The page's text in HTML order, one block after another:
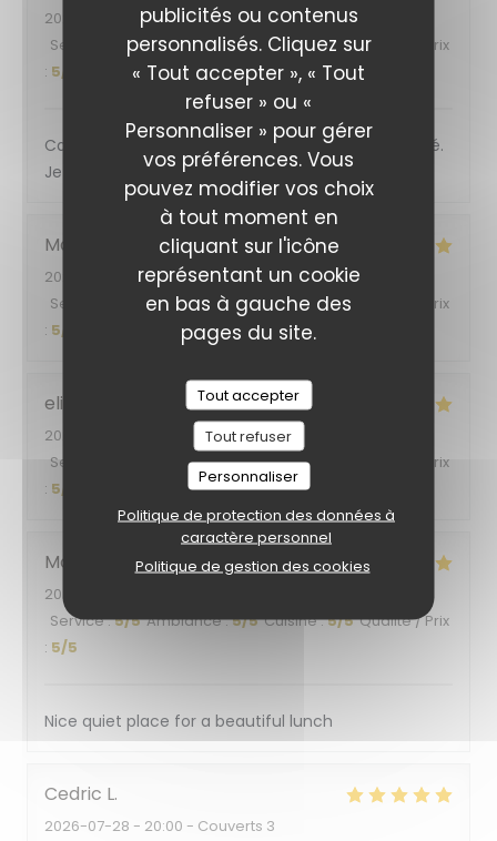
publicités ou contenus
personnalisés. Cliquez sur
« Tout accepter », « Tout
refuser » ou «
Personnaliser » pour gérer
vos préférences. Vous
pouvez modifier vos choix
à tout moment en
cliquant sur l'icône
représentant un cookie
en bas à gauche des
pages du site.
Tout accepter
Tout refuser
Personnaliser
Politique de protection des données à
caractère personnel
Politique de gestion des cookies
2026-08-05
- 12:00 - Couverts 2
Service
/5 Ambiance :5/5 Cuisine: 5 /5 Qualité / Prix
: 5/5
Cadre super, personnels au top et très attentionné.
Je recommande vivement ! C’était délicieux
Marie
2026-08-04
- 20:00 - Couverts 2
Service
Ambiance: 5/5 Cuisine :5/5
Qualité / Prix
: 5/5
elias
2026-08-04
- 12:45 - Couverts 2
Service
Ambiance:5/5 Cuisine
Qualité / Prix
: 5/5
Monica
2026-07-30
Service:5/5 Ambiance:5/5 Cuisine:5/5 Qualité / Prix
: 5/5
Nice quiet place for a beautiful lunch
Cedric L
2026-07-28 - 20:00 - Couverts 3